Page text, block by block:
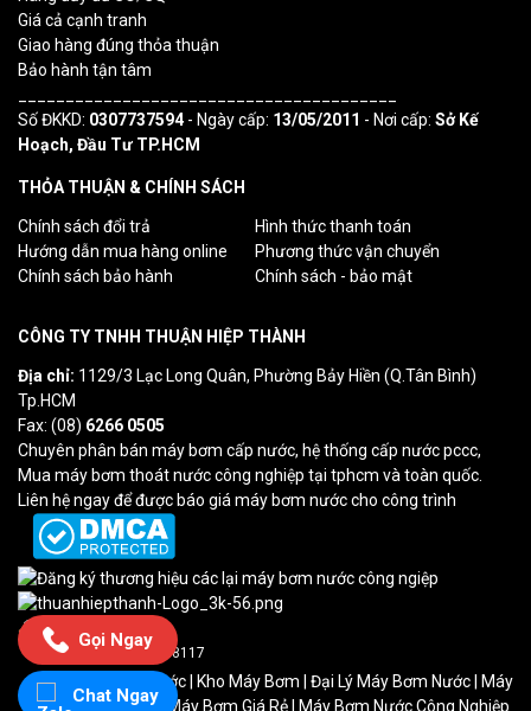
Gọi Ngay
Chat Ngay
Giá cả cạnh tranh
Giao hàng đúng thỏa thuận
Bảo hành tận tâm
Số ĐKKD: 0307737594- Ngày cấp: 13/05/2011 - Nơi cấp: Sở Kế
Hoạch, Đầu Tư TP.HCM
THỎA THUẬN & CHÍNH SÁCH
Chính sách đổi trả
Hình thức thanh toán
Hướng dẫn mua hàng online
Phương thức vận chuyển
Chính sách bảo hành
Chính sách - bảo mật
CÔNG TY TNHH THUẬN HIỆP THÀNH
Địa chỉ: 1129/3 Lạc Long Quân, Phường Bảy Hiền (Q.Tân Bình)
Tp.HCM
Fax: (08) 6266 0505
Chuyên phân bán máy bơm cấp nước, hệ thống cấp nước pccc,
Mua máy bơm thoát nước công nghiệp tại tphcm và toàn quốc.
Liên hệ ngay để được báo giá máy bơm nước cho công trình
Tổng truy cập: 238117
Máy Bơm Cấp Nước Kho Máy Bơm | Đại Lý Máy Bơm Nước | Máy
Bơm Nước HCM | Máy Bơm Giá Rẻ | Máy Bơm Nước Công Nghiệp